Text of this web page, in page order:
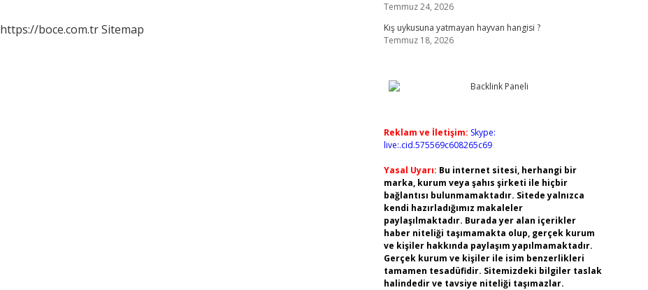
https://boce.com.trSitemap
Temmuz 24, 2026
Kış uykusuna yatmayan hayvan hangisi ?
Temmuz 18, 2026
Reklam ve İletişim: Skype:
live:.cid.575569c608265c69
Yasal Uyarı: Bu internet sitesi, herhangi bir
marka, kurum veya şahıs şirketi ile hiçbir
bağlantısı bulunmamaktadır. Sitede yalnızca
kendi hazırladığımız makaleler
paylaşılmaktadır. Burada yer alan içerikler
haber niteliği taşımamakta olup, gerçek kurum
ve kişiler hakkında paylaşım yapılmamaktadır.
Gerçek kurum ve kişiler ile isim benzerlikleri
tamamen tesadüfidir. Sitemizdeki bilgiler taslak
halindedir ve tavsiye niteliği taşımazlar.